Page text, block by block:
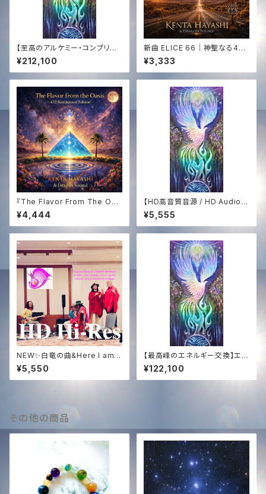
【至高のアルケミー・コンプリー
ト】エジプト奉納支援 ─ 全150
曲CD ＆ 「Golden Sun 444」
アナログ盤 ＋ 映像 ＋ 音源【Th
Mission Support ─ 150-So
ng CD Collection & "Golde
n Sun 444" Vinyl ＋ Video
＋ Audio
¥212,100
新曲 ELICE 66｜神聖なる444
Hz サウンドジャーニー｜KENT
A HAYASHI × Dragon Soun
d｜HD WAV音源✨
¥3,333
『The Flavor From The Oas
is -432Hz Remastered Edi
tion-』
¥4,444
【HD高音質音源 / HD Audio】
白き鳳凰の歌 ─ The Song of
The White Phoenix (432Hz
Sound Medicine)
¥5,555
NEW✨白竜の曲&Here I am京
都ライブHDハイレゾWAV音源
✨Solara&NOGI声入り✨
¥5,550
【最高峰のエネルギー交換】エジ
プト奉納支援 ─ 映像＆白鳳凰
ソング ＋ 過去全150曲コンプリ
ート音源【Ultimate Support】
¥122,100
その他の商品